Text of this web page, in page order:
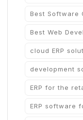
Best Software
Best Web
cloud ERP
development
ERP for the
ERP software